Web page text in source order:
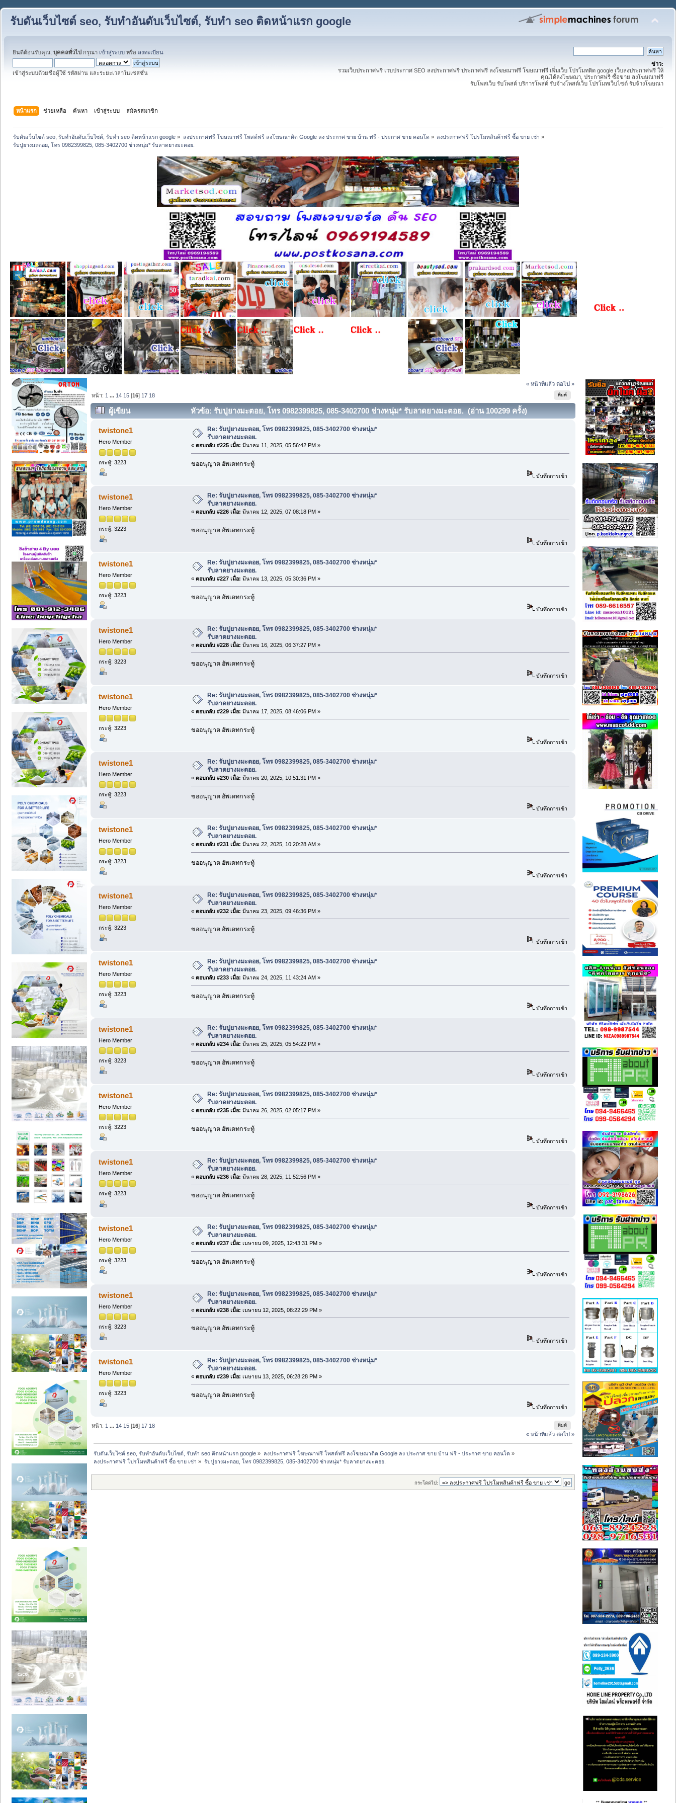
รับดันเว็บไซต์ seo, รับทำอันดับเว็บไซต์, รับทำ seo ติดหน้าแรก google
ยินดีต้อนรับคุณ, บุคคลทั่วไป กรุณา เข้าสู่ระบบ หรือ ลงทะเบียน
เข้าสู่ระบบด้วยชื่อผู้ใช้ รหัสผ่าน และระยะเวลาในเซสชั่น
ข่าว:
รวมเว็บประกาศฟรี เวบประกาศ SEO ลงประกาศฟรี ประกาศฟรี ลงโฆษณาฟรี โฆษณาฟรี เพิ่มเว็บ โปรโมทติด google เว็บลงประกาศฟรี ให้
คุณได้ลงโฆษณา, ประกาศฟรี ซื้อขาย ลงโฆษณาฟรี
รับโพสเว็บ รับโพสต์ บริการโพสต์ รับจ้างโพสต์เว็บ โปรโมทเว็บไซต์ รับจ้างโฆษณา
หน้าแรก ช่วยเหลือ ค้นหา เข้าสู่ระบบ สมัครสมาชิก
รับดันเว็บไซต์ seo, รับทำอันดับเว็บไซต์, รับทำ seo ติดหน้าแรก google » ลงประกาศฟรี โฆษณาฟรี โพสต์ฟรี ลงโฆษณาติด Google ลง ประกาศ ขาย บ้าน ฟรี - ประกาศ ขาย คอนโด » ลงประกาศฟรี โปรโมทสินค้าฟรี ซื้อ ขาย เช่า »
รับปูยางมะตอย, โทร 0982399825, 085-3402700 ช่างหนุ่ม* รับลาดยางมะตอย.
« หน้าที่แล้ว ต่อไป »
พิมพ์
หน้า: 1 ... 14 15 [16] 17 18
ผู้เขียน หัวข้อ: รับปูยางมะตอย, โทร 0982399825, 085-3402700 ช่างหนุ่ม* รับลาดยางมะตอย. (อ่าน 100299 ครั้ง)
twistone1
Hero Member
กระทู้: 3223
Re: รับปูยางมะตอย, โทร 0982399825, 085-3402700 ช่างหนุ่ม*
รับลาดยางมะตอย.
« ตอบกลับ #225 เมื่อ: มีนาคม 11, 2025, 05:56:42 PM »
ขออนุญาต อัพเดทกระทู้
บันทึกการเข้า
twistone1
Hero Member
กระทู้: 3223
Re: รับปูยางมะตอย, โทร 0982399825, 085-3402700 ช่างหนุ่ม*
รับลาดยางมะตอย.
« ตอบกลับ #226 เมื่อ: มีนาคม 12, 2025, 07:08:18 PM »
ขออนุญาต อัพเดทกระทู้
บันทึกการเข้า
twistone1
Hero Member
กระทู้: 3223
Re: รับปูยางมะตอย, โทร 0982399825, 085-3402700 ช่างหนุ่ม*
รับลาดยางมะตอย.
« ตอบกลับ #227 เมื่อ: มีนาคม 13, 2025, 05:30:36 PM »
ขออนุญาต อัพเดทกระทู้
บันทึกการเข้า
twistone1
Hero Member
กระทู้: 3223
Re: รับปูยางมะตอย, โทร 0982399825, 085-3402700 ช่างหนุ่ม*
รับลาดยางมะตอย.
« ตอบกลับ #228 เมื่อ: มีนาคม 16, 2025, 06:37:27 PM »
ขออนุญาต อัพเดทกระทู้
บันทึกการเข้า
twistone1
Hero Member
กระทู้: 3223
Re: รับปูยางมะตอย, โทร 0982399825, 085-3402700 ช่างหนุ่ม*
รับลาดยางมะตอย.
« ตอบกลับ #229 เมื่อ: มีนาคม 17, 2025, 08:46:06 PM »
ขออนุญาต อัพเดทกระทู้
บันทึกการเข้า
twistone1
Hero Member
กระทู้: 3223
Re: รับปูยางมะตอย, โทร 0982399825, 085-3402700 ช่างหนุ่ม*
รับลาดยางมะตอย.
« ตอบกลับ #230 เมื่อ: มีนาคม 20, 2025, 10:51:31 PM »
ขออนุญาต อัพเดทกระทู้
บันทึกการเข้า
twistone1
Hero Member
กระทู้: 3223
Re: รับปูยางมะตอย, โทร 0982399825, 085-3402700 ช่างหนุ่ม*
รับลาดยางมะตอย.
« ตอบกลับ #231 เมื่อ: มีนาคม 22, 2025, 10:20:28 AM »
ขออนุญาต อัพเดทกระทู้
บันทึกการเข้า
twistone1
Hero Member
กระทู้: 3223
Re: รับปูยางมะตอย, โทร 0982399825, 085-3402700 ช่างหนุ่ม*
รับลาดยางมะตอย.
« ตอบกลับ #232 เมื่อ: มีนาคม 23, 2025, 09:46:36 PM »
ขออนุญาต อัพเดทกระทู้
บันทึกการเข้า
twistone1
Hero Member
กระทู้: 3223
Re: รับปูยางมะตอย, โทร 0982399825, 085-3402700 ช่างหนุ่ม*
รับลาดยางมะตอย.
« ตอบกลับ #233 เมื่อ: มีนาคม 24, 2025, 11:43:24 AM »
ขออนุญาต อัพเดทกระทู้
บันทึกการเข้า
twistone1
Hero Member
กระทู้: 3223
Re: รับปูยางมะตอย, โทร 0982399825, 085-3402700 ช่างหนุ่ม*
รับลาดยางมะตอย.
« ตอบกลับ #234 เมื่อ: มีนาคม 25, 2025, 05:54:22 PM »
ขออนุญาต อัพเดทกระทู้
บันทึกการเข้า
twistone1
Hero Member
กระทู้: 3223
Re: รับปูยางมะตอย, โทร 0982399825, 085-3402700 ช่างหนุ่ม*
รับลาดยางมะตอย.
« ตอบกลับ #235 เมื่อ: มีนาคม 26, 2025, 02:05:17 PM »
ขออนุญาต อัพเดทกระทู้
บันทึกการเข้า
twistone1
Hero Member
กระทู้: 3223
Re: รับปูยางมะตอย, โทร 0982399825, 085-3402700 ช่างหนุ่ม*
รับลาดยางมะตอย.
« ตอบกลับ #236 เมื่อ: มีนาคม 28, 2025, 11:52:56 PM »
ขออนุญาต อัพเดทกระทู้
บันทึกการเข้า
twistone1
Hero Member
กระทู้: 3223
Re: รับปูยางมะตอย, โทร 0982399825, 085-3402700 ช่างหนุ่ม*
รับลาดยางมะตอย.
« ตอบกลับ #237 เมื่อ: เมษายน 09, 2025, 12:43:31 PM »
ขออนุญาต อัพเดทกระทู้
บันทึกการเข้า
twistone1
Hero Member
กระทู้: 3223
Re: รับปูยางมะตอย, โทร 0982399825, 085-3402700 ช่างหนุ่ม*
รับลาดยางมะตอย.
« ตอบกลับ #238 เมื่อ: เมษายน 12, 2025, 08:22:29 PM »
ขออนุญาต อัพเดทกระทู้
บันทึกการเข้า
twistone1
Hero Member
กระทู้: 3223
Re: รับปูยางมะตอย, โทร 0982399825, 085-3402700 ช่างหนุ่ม*
รับลาดยางมะตอย.
« ตอบกลับ #239 เมื่อ: เมษายน 13, 2025, 06:28:28 PM »
ขออนุญาต อัพเดทกระทู้
บันทึกการเข้า
พิมพ์
หน้า: 1 ... 14 15 [16] 17 18
« หน้าที่แล้ว ต่อไป »
รับดันเว็บไซต์ seo, รับทำอันดับเว็บไซต์, รับทำ seo ติดหน้าแรก google » ลงประกาศฟรี โฆษณาฟรี โพสต์ฟรี ลงโฆษณาติด Google ลง ประกาศ ขาย บ้าน ฟรี - ประกาศ ขาย คอนโด »
ลงประกาศฟรี โปรโมทสินค้าฟรี ซื้อ ขาย เช่า » รับปูยางมะตอย, โทร 0982399825, 085-3402700 ช่างหนุ่ม* รับลาดยางมะตอย.
กระโดดไป: